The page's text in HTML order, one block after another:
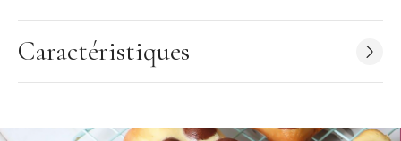
Mélange de formes et couleurs
Décoration comestible
Décors sucrés
Caractéristiques